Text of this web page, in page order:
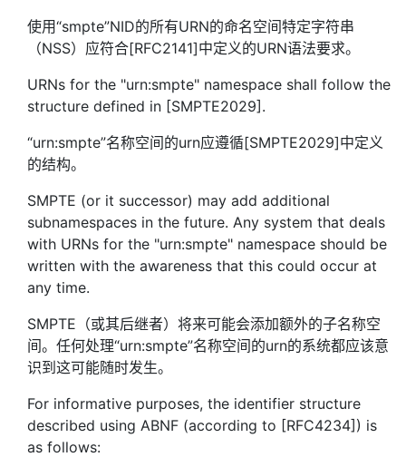
使用“smpte”NID的所有URN的命名空间特定字符串
（NSS）应符合[RFC2141]中定义的URN语法要求。
URNs for the "urn:smpte" namespace shall follow the
structure defined in [SMPTE2029].
“urn:smpte”名称空间的urn应遵循[SMPTE2029]中定义
的结构。
SMPTE (or it successor) may add additional
subnamespaces in the future. Any system that deals
with URNs for the "urn:smpte" namespace should be
written with the awareness that this could occur at
any time.
SMPTE（或其后继者）将来可能会添加额外的子名称空
间。任何处理“urn:smpte”名称空间的urn的系统都应该意
识到这可能随时发生。
For informative purposes, the identifier structure
described using ABNF (according to [RFC4234]) is
as follows: